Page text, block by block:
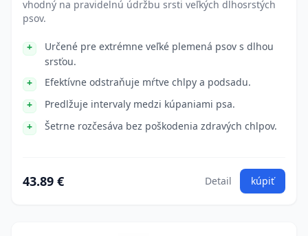
vhodný na pravidelnú údržbu srsti veľkých dlhosrstých
psov.
Určené pre extrémne veľké plemená psov s dlhou
srsťou.
Efektívne odstraňuje mŕtve chlpy a podsadu.
Predlžuje intervaly medzi kúpaniami psa.
Šetrne rozčesáva bez poškodenia zdravých chlpov.
43.89 € Detail kúpiť